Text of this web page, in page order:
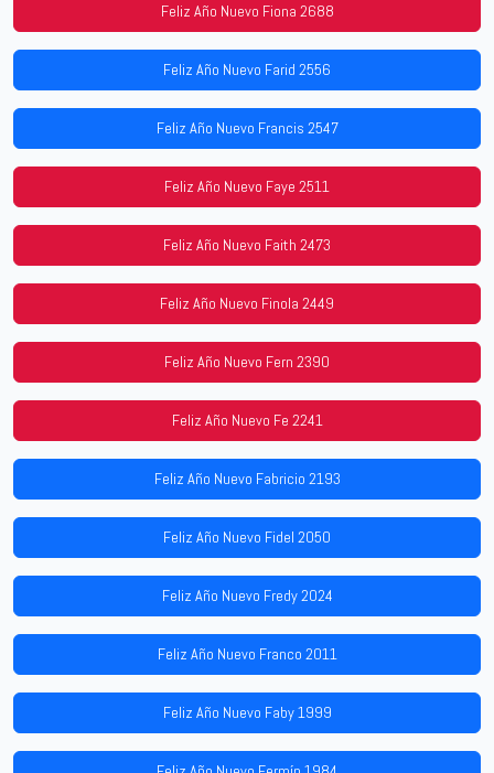
Feliz Año Nuevo Fiona 2688
Feliz Año Nuevo Farid 2556
Feliz Año Nuevo Francis 2547
Feliz Año Nuevo Faye 2511
Feliz Año Nuevo Faith 2473
Feliz Año Nuevo Finola 2449
Feliz Año Nuevo Fern 2390
Feliz Año Nuevo Fe 2241
Feliz Año Nuevo Fabricio 2193
Feliz Año Nuevo Fidel 2050
Feliz Año Nuevo Fredy 2024
Feliz Año Nuevo Franco 2011
Feliz Año Nuevo Faby 1999